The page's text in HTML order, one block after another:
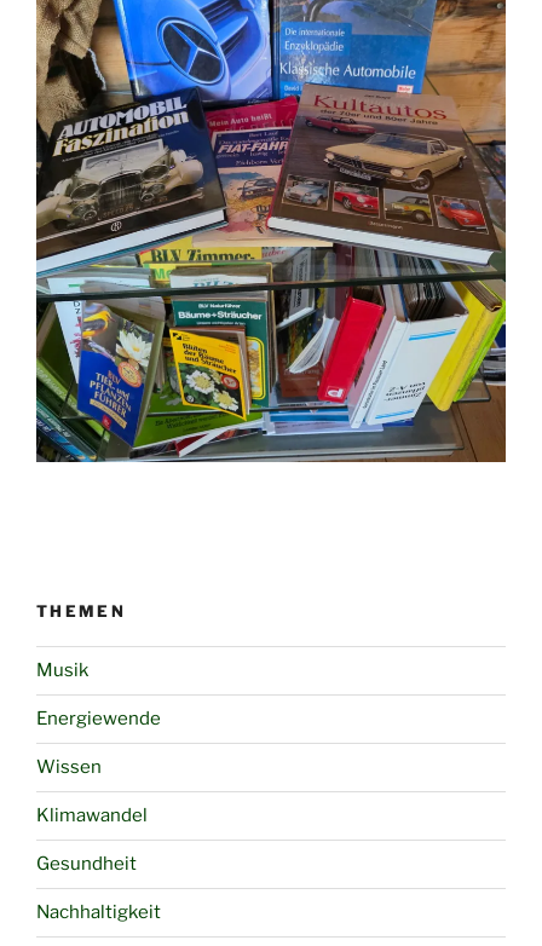
THEMEN
Musik
Energiewende
Wissen
Klimawandel
Gesundheit
Nachhaltigkeit